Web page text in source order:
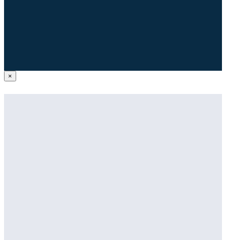
Close
product
×